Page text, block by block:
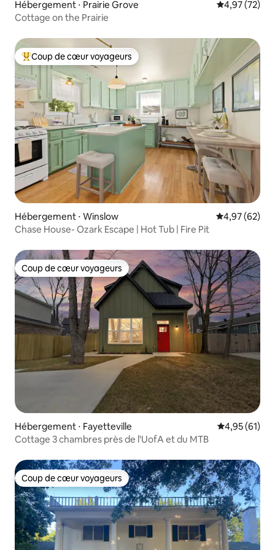
Hébergement ⋅ Prairie Grove Évaluation
4,97 (72)
Cottage on the Prairie
Coups de cœur voyageurs les plus appréciés
Coup de cœur voyageurs
Hébergement ⋅ Winslow Évaluation
4,97 (62)
Chase House- Ozark Escape | Hot Tub | Fire Pit
Coup de cœur voyageurs
Coup de cœur voyageurs
Hébergement ⋅ Fayetteville Évaluation
4,95 (61)
Cottage 3 chambres près de l'UofA et du MTB
Coup de cœur voyageurs
Coup de cœur voyageurs